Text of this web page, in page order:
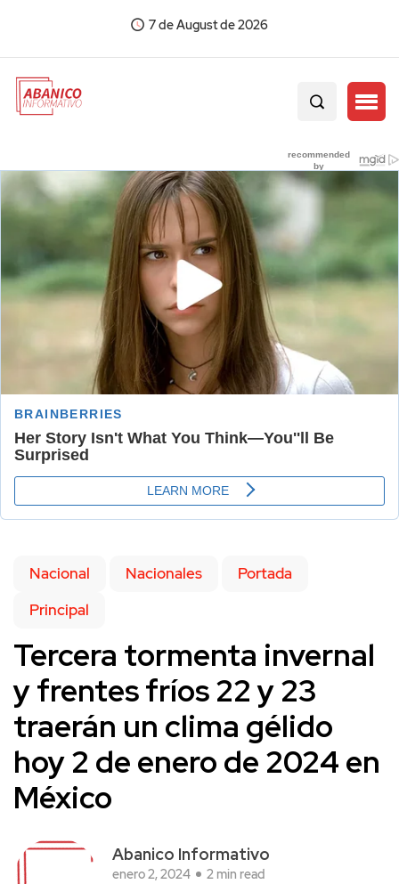
7 de August de 2026
Nacional Nacionales
Portada
Principal
Tercera tormenta invernal
y frentes fríos 22 y 23
traerán un clima gélido
hoy 2 de enero de 2024 en
México
Abanico Informativo
enero 2, 2024 2 min read